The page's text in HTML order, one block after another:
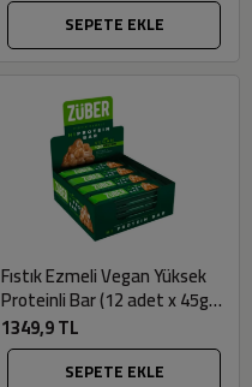
SEPETE EKLE
Fıstık Ezmeli Vegan Yüksek
Proteinli Bar (12 adet x 45gr)
- Züber
1349,9 TL
SEPETE EKLE